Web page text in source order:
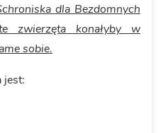
dla Bezdomnych
zwierzęta konałyby w
sobie.
jest: